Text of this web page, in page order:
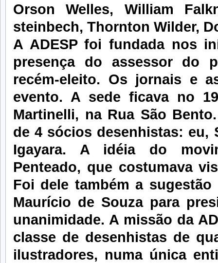
Orson Welles, William
steinbech, Thornton Wilder,
A ADESP foi fundada nos
presença do assessor do
recém-eleito. Os jornais e
evento. A sede ficava no
Martinelli, na Rua São
de 4 sócios desenhistas: eu,
Igayara. A idéia do
Penteado, que costumava
Foi dele também a
Maurício de Souza para
unanimidade. A missão da
classe de desenhistas de
ilustradores, numa única